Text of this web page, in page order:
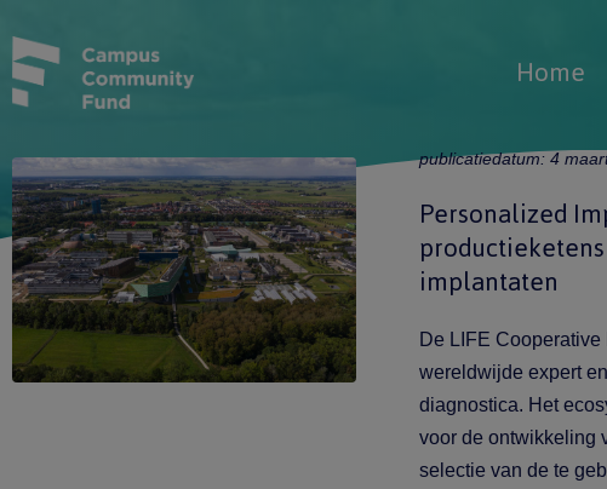
Home
publicatiedatum: 4
Personalized
implantaten
De LIFE
wereldwijde expert
diagnostica. Het
voor de ontwikkeling
selectie van de te